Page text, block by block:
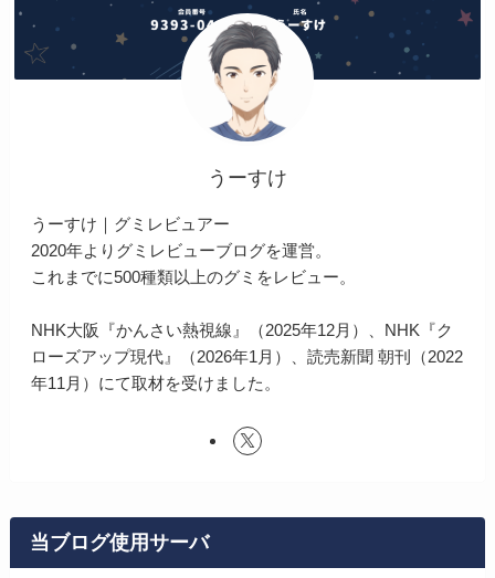
うーすけ
うーすけ｜グミレビュアー
2020年よりグミレビューブログを運営。
これまでに500種類以上のグミをレビュー。
NHK大阪『かんさい熱視線』（2025年12月）、NHK『ク
ローズアップ現代』（2026年1月）、読売新聞 朝刊（2022
年11月）にて取材を受けました。
当ブログ使用サーバ